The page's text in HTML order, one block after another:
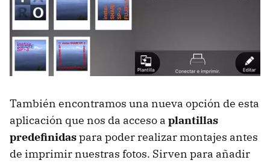
También encontramos una nueva opción de esta
aplicación que nos da acceso a plantillas
predefinidaspara poder realizar montajes antes
de imprimir nuestras fotos. Sirven para añadir